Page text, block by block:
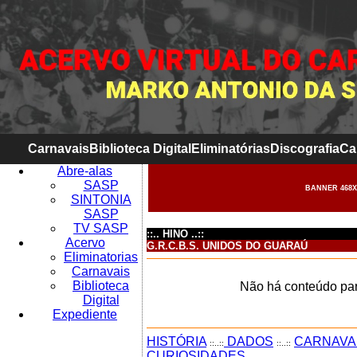
CarnavaisBiblioteca Digital EliminatóriasDiscografia
Abre-alas
SASP
SINTONIA
SASP
TV SASP
Acervo
Eliminatorias
Carnavais
Biblioteca
Digital
Expediente
BANNER
::.. HINO ..::
G.R.C.B.S. UNIDOS DO GUARAÚ
Não há conteúdo
HISTÓRIA ::..:: DADOS ::..::